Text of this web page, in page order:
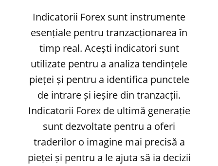
Indicatorii Forex sunt instrumente
esențiale pentru tranzacționarea în
timp real. Acești indicatori sunt
utilizate pentru a analiza tendințele
pieței și pentru a identifica punctele
de intrare și ieșire din tranzacții.
Indicatorii Forex de ultimă generație
sunt dezvoltate pentru a oferi
traderilor o imagine mai precisă a
pieței și pentru a le ajuta să ia decizii